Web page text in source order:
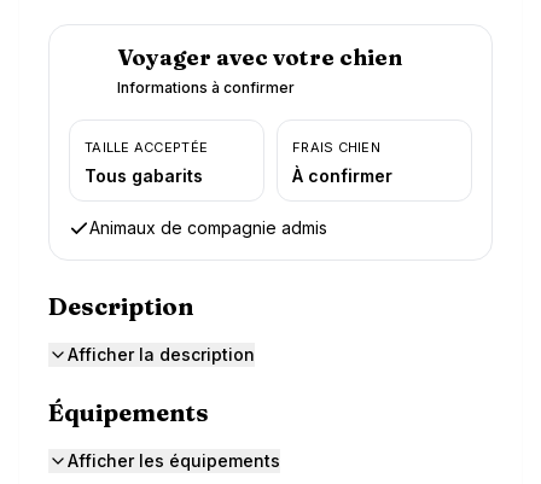
Voyager avec votre chien
Informations à confirmer
TAILLE ACCEPTÉE
Tous gabarits
FRAIS CHIEN
À confirmer
Animaux de compagnie admis
Description
Afficher la description
Équipements
Afficher les équipements